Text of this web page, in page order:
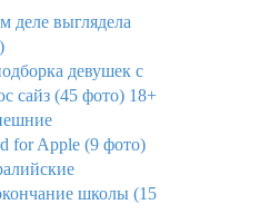
деле выглядела
девушек с
(45 фото) 18+
for Apple (9 фото)
школы (15